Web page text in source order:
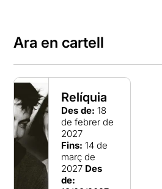
Ara en cartell
Relíquia
Des de: 18
de febrer de
2027
Fins: 14 de
març de
2027 Des
de: